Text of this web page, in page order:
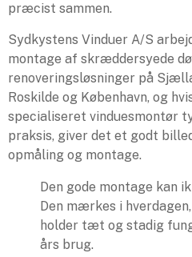
præcist sammen.
Sydkystens Vinduer A/S
montage af skræddersyede
renoveringsløsninger på
Roskilde og København, og
specialiseret vinduesmontør
praksis, giver det et godt
opmåling og montage.
Den gode montage kan
Den mærkes i
holder tæt og stadig
års brug.